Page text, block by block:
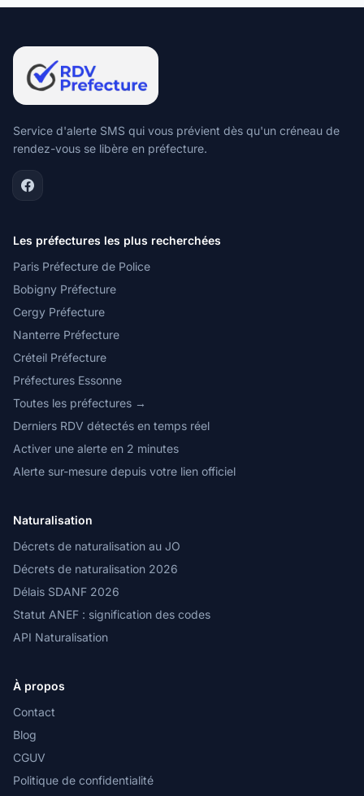
Service d'alerte SMS qui vous prévient dès qu'un créneau de
rendez-vous se libère en préfecture.
Les préfectures les plus recherchées
Paris Préfecture de Police
Bobigny Préfecture
Cergy Préfecture
Nanterre Préfecture
Créteil Préfecture
Préfectures Essonne
Toutes les préfectures →
Derniers RDV détectés en temps réel
Activer une alerte en 2 minutes
Alerte sur-mesure depuis votre lien officiel
Naturalisation
Décrets de naturalisation au JO
Décrets de naturalisation 2026
Délais SDANF 2026
Statut ANEF : signification des codes
API Naturalisation
À propos
Contact
Blog
CGUV
Politique de confidentialité